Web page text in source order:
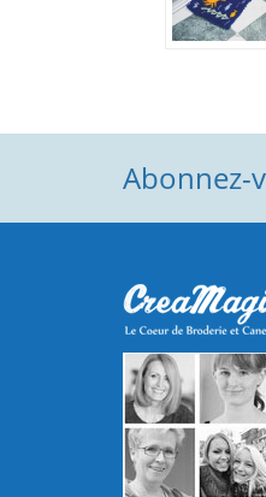
Abonnez-